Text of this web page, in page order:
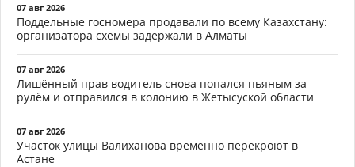
07 авг 2026
Поддельные госномера продавали по всему Казахстану:
организатора схемы задержали в Алматы
07 авг 2026
Лишённый прав водитель снова попался пьяным за
рулём и отправился в колонию в Жетысуской области
07 авг 2026
Участок улицы Валиханова временно перекроют в
Астане